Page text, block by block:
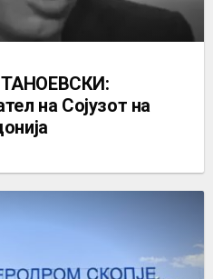
на Сојузот на